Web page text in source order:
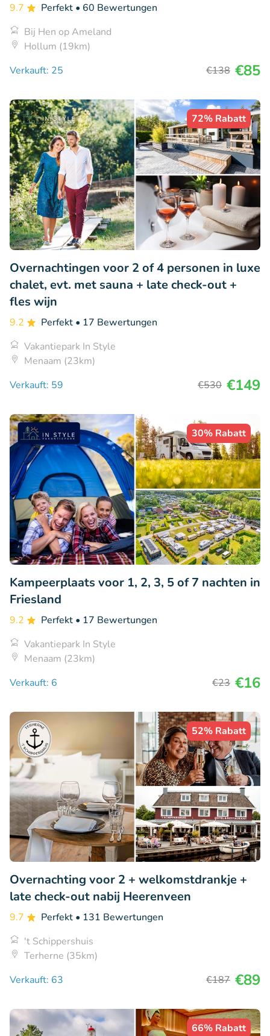
9.7 Perfekt • 60 Bewertungen
Bij Hen op Ameland
Hollum (19km)
Verkauft: 25
€138 €85
72% Rabatt
Overnachtingen voor 2 of 4 personen in luxe
chalet, evt. met sauna + late check-out +
fles wijn
9.2 Perfekt • 17 Bewertungen
Vakantiepark In Style
Menaam (23km)
Verkauft: 59
€530 €149
30% Rabatt
Kampeerplaats voor 1, 2, 3, 5 of 7 nachten in
Friesland
9.2 Perfekt • 17 Bewertungen
Vakantiepark In Style
Menaam (23km)
Verkauft: 6
€23 €16
52% Rabatt
Overnachting voor 2 + welkomstdrankje +
late check-out nabij Heerenveen
9.7 Perfekt • 131 Bewertungen
't Schippershuis
Terherne (35km)
Verkauft: 63
€187 €89
66% Rabatt